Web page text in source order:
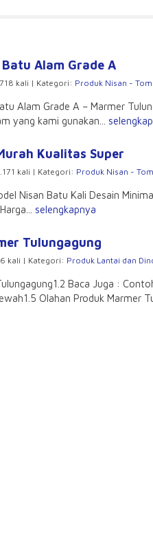
Alam Grade A
kali | Kategori: Produk Nisan -
Alam Grade A – Marmer
yang kami gunakan...
Kualitas Super
kali | Kategori: Produk Nisan -
Nisan Batu Kali Desain
selengkapnya
Tulungagung
kali | Kategori: Produk Lantai dan
Baca Juga :
Olahan Produk Marmer